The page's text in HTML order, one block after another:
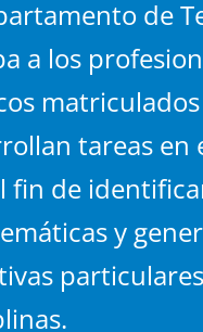
de
a los
tareas en
fin de
y